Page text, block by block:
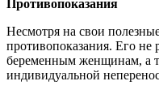
Противопоказания
Несмотря на свои
противопоказания. Его не
беременным женщинам, а
индивидуальной